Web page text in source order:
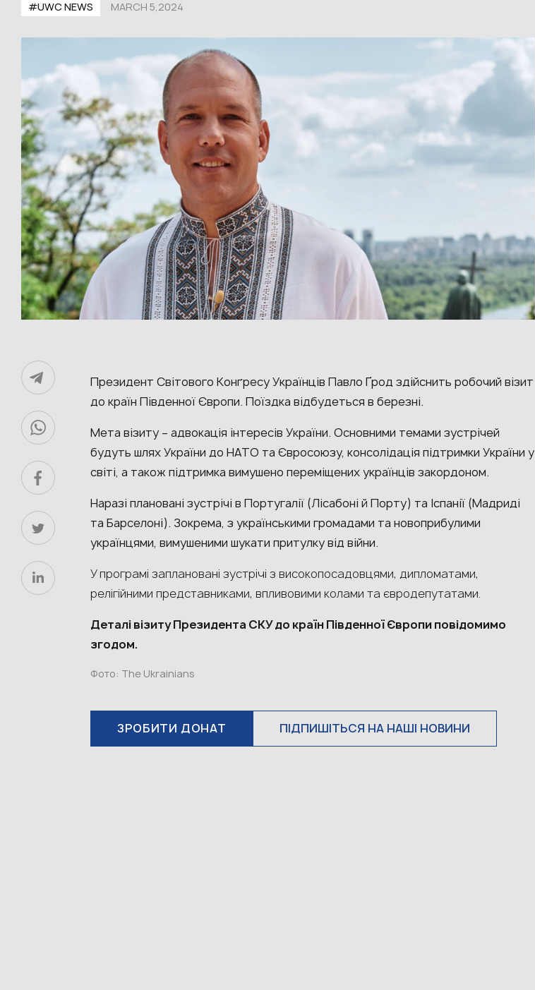
#UWС NEWS MARCH 5,2024
Президент Світового Конґресу Українців Павло Ґрод здійснить робочий візит
до країн Південної Європи. Поїздка відбудеться в березні.
Мета візиту – адвокація інтересів України. Основними темами зустрічей
будуть шлях України до НАТО та Євросоюзу, консолідація підтримки України у
світі, а також підтримка вимушено переміщених українців закордоном.
Наразі плановані зустрічі в Португалії (Лісабоні й Порту) та Іспанії (Мадриді
та Барселоні). Зокрема, з українськими громадами та новоприбулими
українцями, вимушеними шукати притулку від війни.
У програмі заплановані зустрічі з високопосадовцями, дипломатами,
релігійними представниками, впливовими колами та євродепутатами.
Деталі візиту Президента СКУ до країн Південної Європи повідомимо
згодом.
Фото: The Ukrainians
ЗРОБИТИ ДОНАТ ПІДПИШІТЬСЯ НА НАШІ НОВИНИ